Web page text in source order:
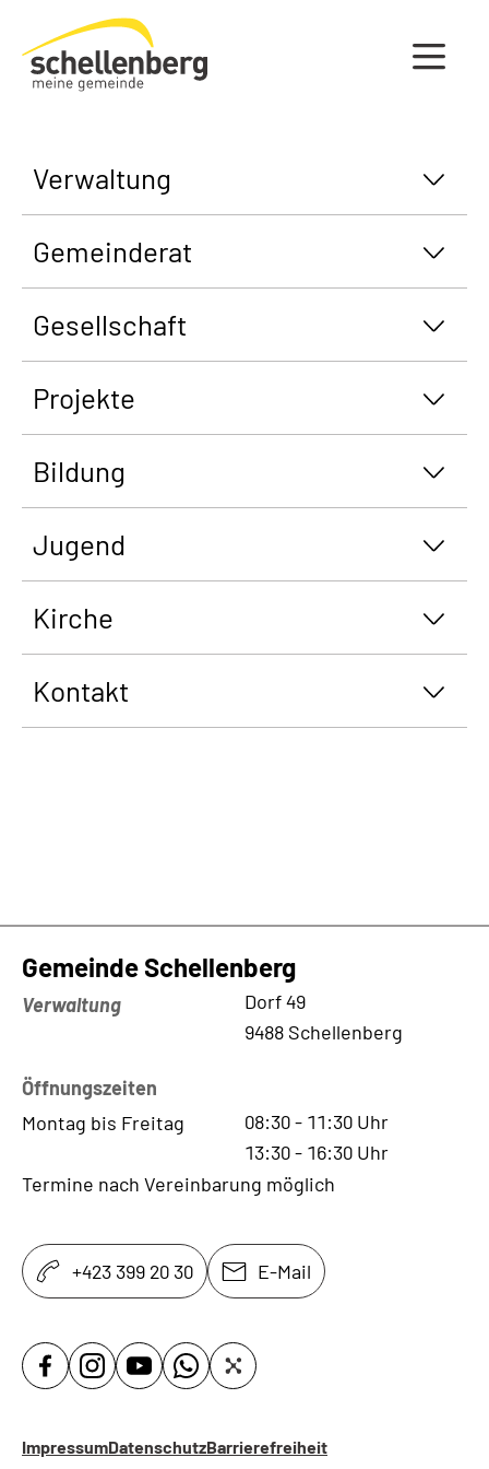
Gemeinde Schellenberg Startseite
Verwaltung
Gemeinderat
Gesellschaft
Projekte
Bildung
Jugend
Kirche
Kontakt
Gemeinde Schellenberg
Verwaltung
Dorf 49
9488 Schellenberg
Öffnungszeiten
Montag bis Freitag
08:30- 11:30 Uhr
13:30- 16:30 Uhr
Termine nach Vereinbarung möglich
+423 399 20 30 E-Mail
ImpressumDatenschutzBarrierefreiheit